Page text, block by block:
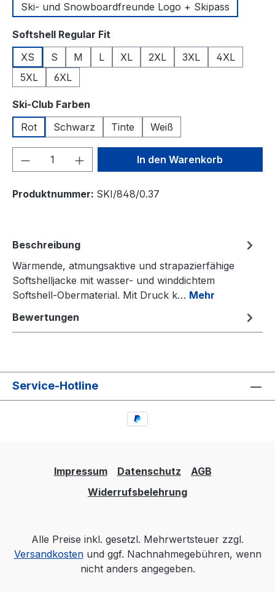
Ski- und Snowboardfreunde Logo + Skipass
Softshell Regular Fit
XS
S M L XL 2XL 3XL
4XL
5XL
6XL
Ski-Club Farben
Rot
Schwarz Tinte Weiß
Produkt Anzahl: Gib denIn den Warenkorb
Produktnummer: SKI/848/0.37
Beschreibung
Wärmende, atmungsaktive und strapazierfähige
Softshelljacke mit wasser- und winddichtem
Softshell-Obermaterial. Mit Druck k… Mehr
Bewertungen
Service-Hotline
Impressum Datenschutz
AGB
Widerrufsbelehrung
Alle Preise inkl. gesetzl. Mehrwertsteuer zzgl.
Versandkostenund ggf. Nachnahmegebühren, wenn
nicht anders angegeben.